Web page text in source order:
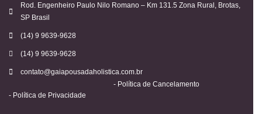
Rod. Engenheiro Paulo Nilo Romano – Km 131.5 Zona Rural, Brotas,
SP Brasil
(14) 9 9639-9628
(14) 9 9639-9628
contato@gaiapousadaholistica.com.br
- Política de Privacidade
- Política de Cancelamento